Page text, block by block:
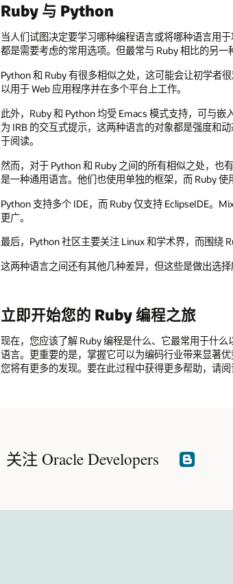
Ruby 与 Python
当人们试图决定要学习哪种编程语言或将哪种语言用
都是需要考虑的常用选项。但最常与 Ruby 相比的另
Python 和 Ruby 有很多相似之处，这可能会让初学者
以用于 Web 应用程序并在多个平台上工作。
此外，Ruby 和 Python 均受 Emacs 模式支持，可与
为 IRB 的交互式提示，这两种语言的对象都是强度和
于阅读。
然而，对于 Python 和 Ruby 之间的所有相似之处，也
是一种通用语言。他们也使用单独的框架，而 Ruby 使
Python 支持多个 IDE，而 Ruby 仅支持 EclipseIDE。
更广。
最后，Python 社区主要关注 Linux 和学术界，而围绕
这两种语言之间还有其他几种差异，但这些是做出选择
立即开始您的 Ruby 编程之旅
现在，您应该了解 Ruby 编程是什么、它最常用于什么
语言。更重要的是，掌握它可以为编码行业带来显著
您将有更多的发现。要在此过程中获得更多帮助，请
关注 Oracle Developers 阅
的